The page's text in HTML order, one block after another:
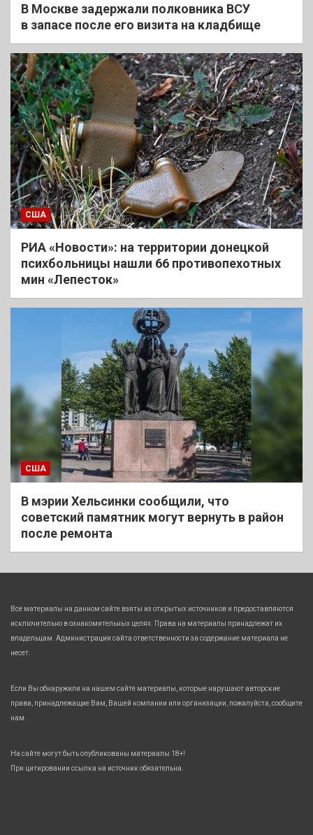
В Москве задержали полковника ВСУ
в запасе после его визита на кладбище
США
РИА «Новости»: на территории донецкой
психбольницы нашли 66 противопехотных
мин «Лепесток»
США
В мэрии Хельсинки сообщили, что
советский памятник могут вернуть в район
после ремонта
Все материалы на данном сайте взяты из открытых источников и предоставляются
исключительно в ознакомительных целях. Права на материалы принадлежат их
владельцам. Администрация сайта ответственности за содержание материала не
несет.
Если Вы обнаружили на нашем сайте материалы, которые нарушают авторские
права, принадлежащие Вам, Вашей компании или организации, пожалуйста, сообщите
нам.
На сайте могут быть опубликованы материалы 18+!
При цитировании ссылка на источник обязательна.